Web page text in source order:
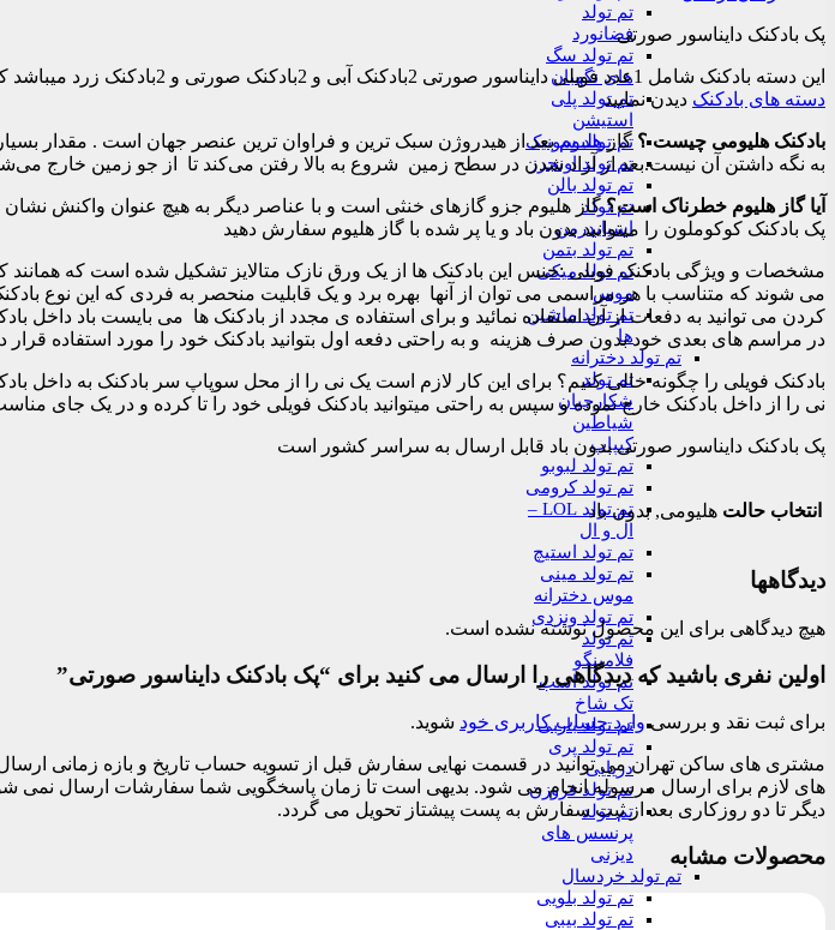
تم تولد
فضانورد
تم تولد سگ
های نگهبان
تم تولد پلی
استیشن
تم تولد سونیک
تم تولد اونجرز
تم تولد بالن
تم تولد
اسپایدرمن
تم تولد بتمن
تم تولد میکی
موس
تم تولد ماشین
ها
تم تولد دخترانه
تم تولد
شکارچیان
شیاطین
کیپاپ
تم تولد لبوبو
تم تولد کرومی
تم تولد LOL –
ال و ال
تم تولد استیچ
تم تولد مینی
موس دخترانه
تم تولد ونزدی
تم تولد
فلامینگو
تم تولد اسب
تک شاخ
تم تولد باربی
تم تولد پری
دریایی
تم تولد فروزن
تم تولد
پرنسس های
دیزنی
تم تولد خردسال
تم تولد بلویی
تم تولد بیبی
پک بادکنک دایناسور صورتی
این دسته بادکنک شامل 1عدد فویلی دایناسور صورتی 2بادکنک آبی و 2بادکنک صورتی و 2بادکنک زرد میباشد که میتوانید بدون باد و یا پر شده با گاز هلیوم این محصول را سفارش دهید. همچنین میتوانید از
دسته های بادکنک دیدن نمایید
بادکنک هلیومی چیست ؟گازهلیوم بعد از هیدروژن سبک‌ ترین و فراوان‌ ترین عنصر جهان است . مقدار
به نگه داشتن آن نیست.بعد از آزاد شدن در سطح زمین شروع به بالا رفتن می‌کند تا از جو زمین خارج
آیا گاز هلیوم خطرناک است؟گاز هلیوم جزو گازهای خنثی است و با عناصر دیگر به هیچ عنوان واکنش
پک بادکنک کوکوملون را میتوانید بدون باد و یا پر شده با گاز هلیوم سفارش دهید
مشخصات و ویژگی بادکنک فویلی :جنس این بادکنک ها از یک ورق نازک متالایز تشکیل شده است که همانند
می شوند که متناسب با هر مراسمی می توان از آنها بهره برد و یک قابلیت منحصر به فردی که این نوع
کردن می توانید به دفعات از آن استفاده نمائید و برای استفاده ی مجدد از بادکنک ها می بایست باد داخل
در مراسم های بعدی خود بدون صرف هزینه و به راحتی دفعه اول بتوانید بادکنک خود را مورد استفاده قرار
بادکنک فویلی را چگونه خالی کنیم؟ برای این کار لازم است یک نی را از محل سوپاپ سر بادکنک به داخل
نی را از داخل بادکنک خارج نموده و سپس به راحتی میتوانید بادکنک فویلی خود را تا کرده و در یک جای
پک بادکنک دایناسور صورتی بدون باد قابل ارسال به سراسر کشور است
انتخاب حالت هلیومی, بدون باد
دیدگاهها
هیچ دیدگاهی برای این محصول نوشته نشده است.
اولین نفری باشید که دیدگاهی را ارسال می کنید برای “پک بادکنک دایناسور صورتی”
برای ثبت نقد و بررسیوارد حساب کاربری خود شوید.
دیگر تا دو روزکاری بعد از ثبت سفارش به پست پیشتاز تحویل می گردد.
محصولات مشابه